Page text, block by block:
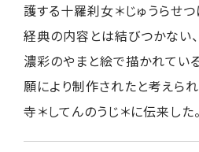
護する十羅刹女＊じゅうらせ
経典の内容とは結びつかない
濃彩のやまと絵で描かれてい
願により制作されたと考えら
寺＊してんのうじ＊に伝来した。